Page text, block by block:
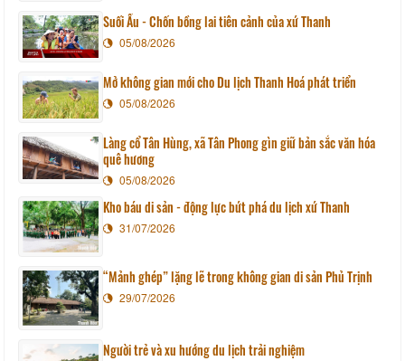
Suối Ấu - Chốn bồng lai tiên cảnh của xứ Thanh
05/08/2026
Mở không gian mới cho Du lịch Thanh Hoá phát triển
05/08/2026
Làng cổ Tân Hùng, xã Tân Phong gìn giữ bản sắc văn hóa
quê hương
05/08/2026
Kho báu di sản - động lực bứt phá du lịch xứ Thanh
31/07/2026
“Mảnh ghép” lặng lẽ trong không gian di sản Phủ Trịnh
29/07/2026
Người trẻ và xu hướng du lịch trải nghiệm